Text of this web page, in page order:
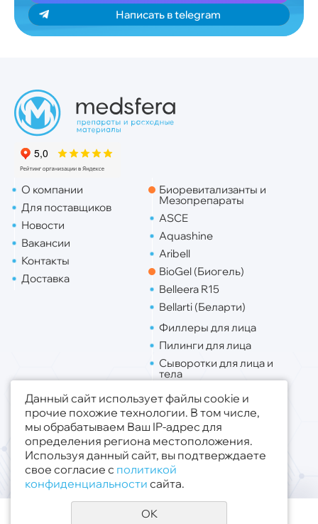
Написать в telegram
О компании
Для поставщиков
Новости
Вакансии
Контакты
Доставка
Биоревитализанты и
Мезопрепараты
ASCE
Aquashine
Aribell
BioGel (Биогель)
Belleera R15
Bellarti (Беларти)
Филлеры для лица
Пилинги для лица
Сыворотки для лица и
тела
Липо. для лица
Липо. для тела
Публичная оферта
Политика конфиденциальности
© 2019 - 2026 ООО «Медсфера Трейд»
Все права защищены
Данный сайт использует файлы cookie и
прочие похожие технологии. В том числе,
мы обрабатываем Ваш IP-адрес для
определения региона местоположения.
Используя данный сайт, вы подтверждаете
свое согласие с политикой
конфиденциальности сайта.
OK